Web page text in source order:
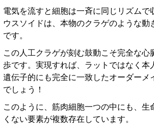
電気を流すと細胞は一斉に同じリズムで
ウスソイドは、本物のクラゲのような動
です。
この人工クラゲが刻む鼓動こそ完全な心
歩です。実現すれば、ラットではなく本
遺伝子的にも完全に一致したオーダーメ
でしょう！
このように、筋肉細胞一つの中にも、生
くない要素が複数存在しています。